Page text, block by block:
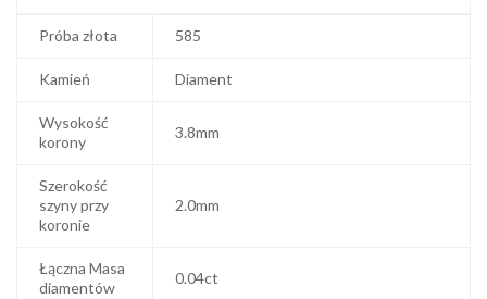
Próba złota 585
Kamień Diament
Wysokość
korony
3.8mm
Szerokość
szyny przy
koronie
2.0mm
Łączna Masa
diamentów
0.04ct